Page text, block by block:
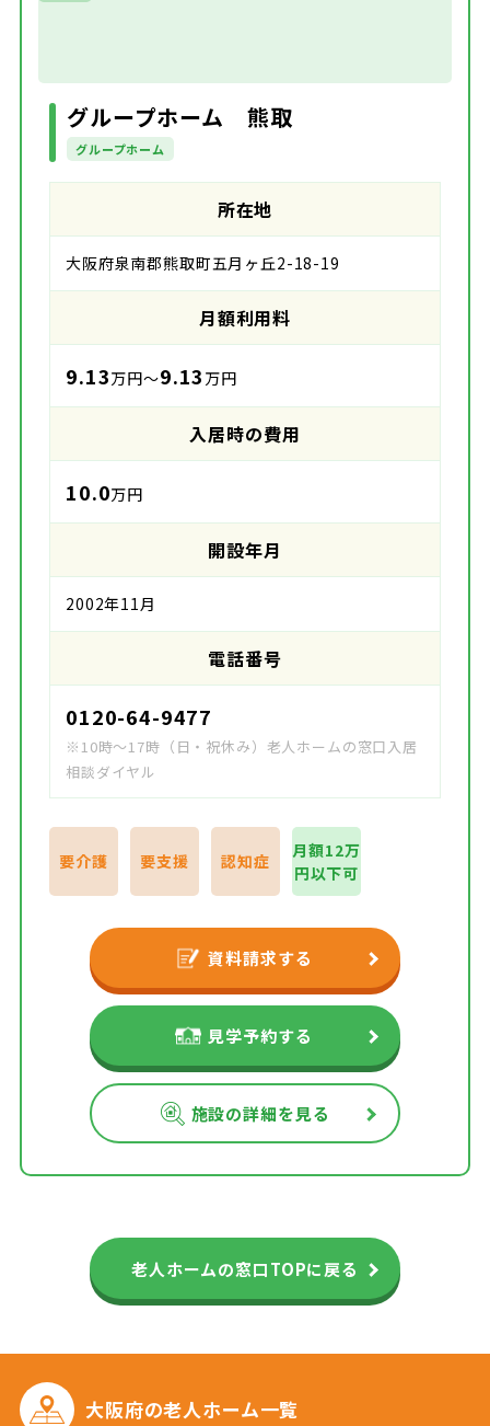
グループホーム 熊取
グループホーム
所在地
大阪府泉南郡熊取町五月ヶ丘2-18-19
月額利用料
9.13万円～9.13 万円
入居時の費用
10.0万円
開設年月
2002年11月
電話番号
0120-64-9477
※10時～17時（日・祝休み）老人ホームの窓口入居
相談ダイヤル
要介護 要支援 認知症
月額12万
円以下可
資料請求する
見学予約する
施設の詳細を見る
老人ホームの窓口TOPに戻る
大阪府の老人ホーム一覧